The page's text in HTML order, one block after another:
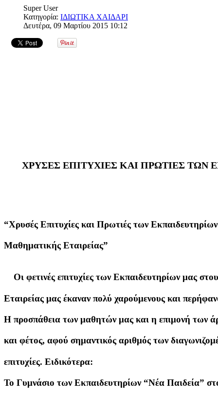
Super User
Κατηγορία: ΙΔΙΩΤΙΚΑ ΧΑΙΔΑΡΙ
Δευτέρα, 09 Μαρτίου 2015 10:12
ΧΡΥΣΕΣ ΕΠΙΤΥΧΙΕΣ ΚΑΙ ΠΡΩΤΙΕΣ ΤΩΝ
“Χρυσές Επιτυχίες και Πρωτιές των
Μαθηματικής Εταιρείας”
Οι φετινές επιτυχίες των Εκπαιδευτηρίων μας
Εταιρείας μας έκαναν πολύ χαρούμενους και
Η προσπάθεια των μαθητών μας και η επιμονή των
και φέτος, αφού σημαντικός αριθμός των
επιτυχίες. Ειδικότερα:
Το Γυμνάσιο των Εκπαιδευτηρίων “Νέα Παιδεία”